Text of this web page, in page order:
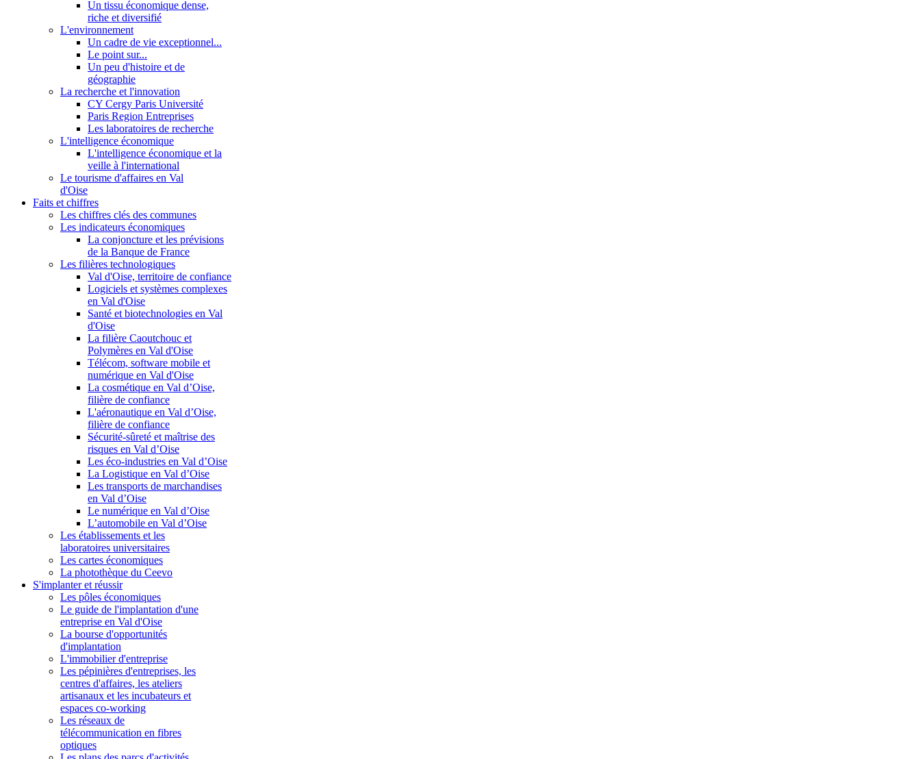
Un tissu économique dense,
riche et diversifié
L'environnement
Un cadre de vie exceptionnel...
Le point sur...
Un peu d'histoire et de
géographie
La recherche et l'innovation
CY Cergy Paris Université
Paris Region Entreprises
Les laboratoires de recherche
L'intelligence économique
L'intelligence économique et la
veille à l'international
Le tourisme d'affaires en Val
d'Oise
Faits et chiffres
Les chiffres clés des communes
Les indicateurs économiques
La conjoncture et les prévisions
de la Banque de France
Les filières technologiques
Val d'Oise, territoire de confiance
Logiciels et systèmes complexes
en Val d'Oise
Santé et biotechnologies en Val
d'Oise
La filière Caoutchouc et
Polymères en Val d'Oise
Télécom, software mobile et
numérique en Val d'Oise
La cosmétique en Val d’Oise,
filière de confiance
L'aéronautique en Val d’Oise,
filière de confiance
Sécurité-sûreté et maîtrise des
risques en Val d’Oise
Les éco-industries en Val d’Oise
La Logistique en Val d’Oise
Les transports de marchandises
en Val d’Oise
Le numérique en Val d’Oise
L’automobile en Val d’Oise
Les établissements et les
laboratoires universitaires
Les cartes économiques
La photothèque du Ceevo
S'implanter et réussir
Les pôles économiques
Le guide de l'implantation d'une
entreprise en Val d'Oise
La bourse d'opportunités
d'implantation
L'immobilier d'entreprise
Les pépinières d'entreprises, les
centres d'affaires, les ateliers
artisanaux et les incubateurs et
espaces co-working
Les réseaux de
télécommunication en fibres
optiques